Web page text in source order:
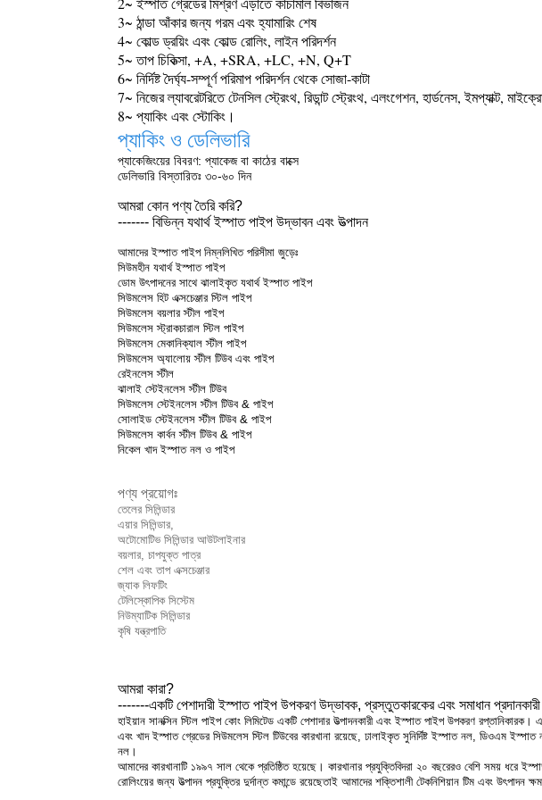
3~ ঠান্ডা আঁকার জন্য গরম এবং হ্যামারিং শেষ
4~ কোল্ড ড্রয়িং এবং কোল্ড রোলিং, লাইন পরিদর্শন
5~ তাপ চিকিত্সা, +A, +SRA, +LC, +N, Q+T
6~ নির্দিষ্ট দৈর্ঘ্য-সম্পূর্ণ পরিমাপ পরিদর্শন থেকে সোজা-কাটা
7~ নিজের ল্যাবরেটরিতে টেনসিল স্ট্রেংথ, রিডান্ট স্ট্রেংথ, এলংগেশন, হার্ডনেস, ইমপ্যাক্ট,
8~ প্যাকিং এবং স্টোকিং।
প্যাকিং ও ডেলিভারি
প্যাকেজিংয়ের বিবরণ: প্যাকেজ বা কাঠের বাক্সে
ডেলিভারি বিস্তারিতঃ ৩০-৬০ দিন
আমরা কোন পণ্য তৈরি করি?
------- বিভিন্ন যথার্থ ইস্পাত পাইপ উদ্ভাবন এবং উত্পাদন
আমাদের ইস্পাত পাইপ নিম্নলিখিত পরিসীমা জুড়েঃ
সিউমহীন যথার্থ ইস্পাত পাইপ
ডোম উৎপাদনের সাথে ঝালাইকৃত যথার্থ ইস্পাত পাইপ
সিউমলেস হিট এক্সচেঞ্জার স্টিল পাইপ
সিউমলেস বয়লার স্টীল পাইপ
সিউমলেস স্ট্রাকচারাল স্টিল পাইপ
সিউমলেস মেকানিক্যাল স্টীল পাইপ
সিউমলেস অ্যালোয় স্টীল টিউব এবং পাইপ
রেইনলেস স্টীল
ঝালাই স্টেইনলেস স্টীল টিউব
সিউমলেস স্টেইনলেস স্টীল টিউব & পাইপ
সোলাইড স্টেইনলেস স্টীল টিউব & পাইপ
সিউমলেস কার্বন স্টীল টিউব & পাইপ
নিকেল খাদ ইস্পাত নল ও পাইপ
পণ্য প্রয়োগঃ
তেলের সিলিন্ডার
এয়ার সিলিন্ডার,
অটোমোটিভ সিলিন্ডার আউটলাইনার
বয়লার, চাপযুক্ত পাত্র
শেল এবং তাপ এক্সচেঞ্জার
জ্যাক লিফটিং
টেলিস্কোপিক সিস্টেম
নিউম্যাটিক সিলিন্ডার
কৃষি যন্ত্রপাতি
আমরা কারা?
-------একটি পেশাদারী ইস্পাত পাইপ উপকরণ উদ্ভাবক, প্রস্তুতকারকের এবং সমাধান প্রদানকারী
হাইয়ান সানক্সিন স্টিল পাইপ কোং লিমিটেড একটি পেশাদার উত্পাদনকারী এবং ইস্পাত পাইপ উপকরণ
এবং খাদ ইস্পাত গ্রেডের সিউমলেস স্টিল টিউবের কারখানা রয়েছে, ঢালাইকৃত সুনির্দিষ্ট ইস্পাত নল, ডিওএম
নল।
আমাদের কারখানাটি ১৯৯৭ সাল থেকে প্রতিষ্ঠিত হয়েছে। কারখানার প্রযুক্তিবিদরা ২০ বছরেরও বেশি সময় ধরে
রোলিংয়ের জন্য উত্পাদন প্রযুক্তির দুর্দান্ত কমান্ডে রয়েছেতাই আমাদের শক্তিশালী টেকনিশিয়ান টিম এবং উৎপাদন